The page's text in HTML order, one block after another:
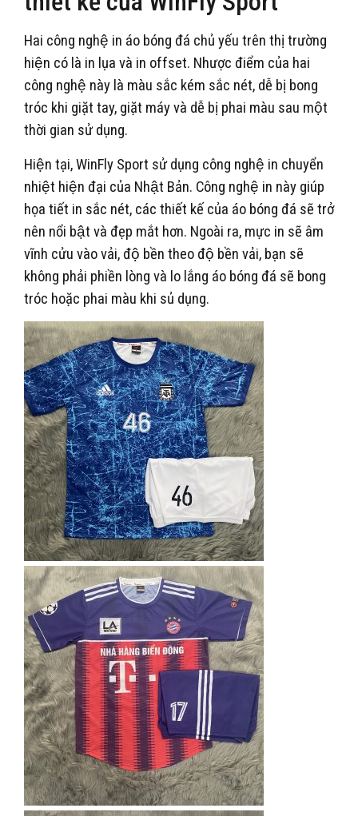
Hai công nghệ in áo bóng đá chủ yếu trên thị trường
hiện có là in lụa và in offset. Nhược điểm của hai
công nghệ này là màu sắc kém sắc nét, dễ bị bong
tróc khi giặt tay, giặt máy và dễ bị phai màu sau một
thời gian sử dụng.
Hiện tại, WinFly Sport sử dụng công nghệ in chuyển
nhiệt hiện đại của Nhật Bản. Công nghệ in này giúp
họa tiết in sắc nét, các thiết kế của áo bóng đá sẽ trở
nên nổi bật và đẹp mắt hơn. Ngoài ra, mực in sẽ âm
vĩnh cửu vào vải, độ bền theo độ bền vải, bạn sẽ
không phải phiền lòng và lo lắng áo bóng đá sẽ bong
tróc hoặc phai màu khi sủ dụng.